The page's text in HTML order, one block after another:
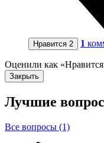
Нравится 2 1
Оценили как
Закрыть
Лучшие
Все вопросы (1)